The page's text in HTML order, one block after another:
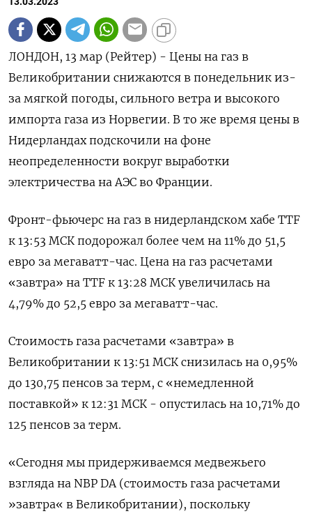
ЛОНДОН, 13 мар (Рейтер) - Цены на газ в
Великобритании снижаются в понедельник из-
за мягкой погоды, сильного ветра и высокого
импорта газа из Норвегии. В то же время цены в
Нидерландах подскочили на фоне
неопределенности вокруг выработки
электричества на АЭС во Франции.
Фронт-фьючерс на газ в нидерландском хабе TTF
к 13:53 МСК подорожал более чем на 11% до 51,5
евро за мегаватт-час. Цена на газ расчетами
«завтра» на TTF к 13:28 МСК увеличилась на
4,79% до 52,5 евро за мегаватт-час.
Стоимость газа расчетами «завтра» в
Великобритании к 13:51 МСК снизилась на 0,95%
до 130,75 пенсов за терм, с «немедленной
поставкой» к 12:31 МСК - опустилась на 10,71% до
125 пенсов за терм.
«Сегодня мы придерживаемся медвежьего
взгляда на NBP DA (стоимость газа расчетами
»завтра« в Великобритании), поскольку